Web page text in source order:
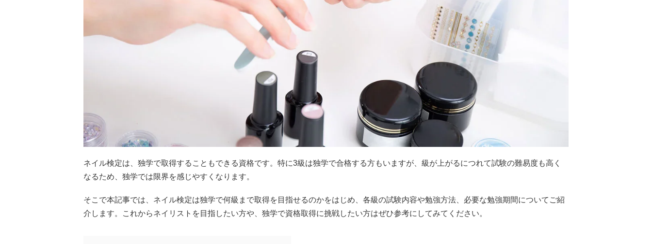
ネイル検定は、独学で取得することもできる資格です。特に3級は独学で合格する方もいますが、級が上がるにつれて試験の難易度も高く
なるため、独学では限界を感じやすくなります。
そこで本記事では、ネイル検定は独学で何級まで取得を目指せるのかをはじめ、各級の試験内容や勉強方法、必要な勉強期間についてご紹
介します。これからネイリストを目指したい方や、独学で資格取得に挑戦したい方はぜひ参考にしてみてください。